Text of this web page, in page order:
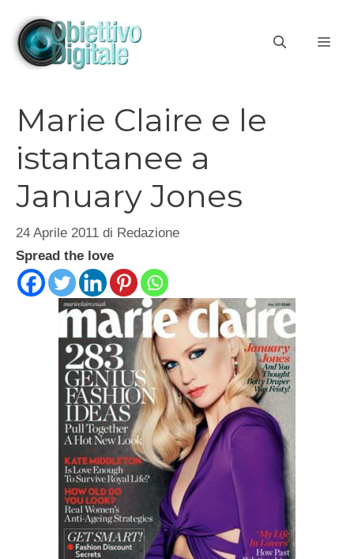
contenuto
Marie Claire e le
istantanee a
January Jones
24 Aprile 2011 di Redazione
Spread the love